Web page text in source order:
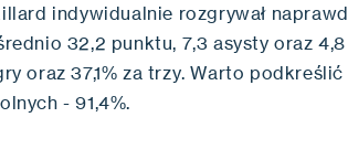
indywidualnie rozgrywał
32,2 punktu, 7,3 asysty oraz
oraz 37,1% za trzy. Warto
- 91,4%.